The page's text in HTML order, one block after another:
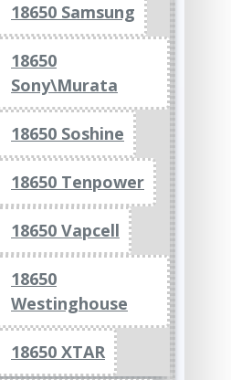
18650 Samsung
18650
Sony\Murata
18650 Soshine
18650 Tenpower
18650 Vapcell
18650
Westinghouse
18650 XTAR